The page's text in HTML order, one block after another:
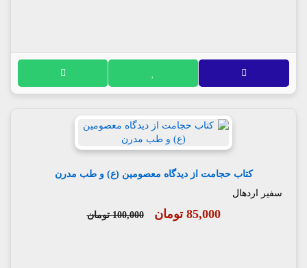
کتاب حجامت از دیدگاه معصومین (ع) و طب مدرن
سفیر اردهال
85,000 تومان 100,000 تومان